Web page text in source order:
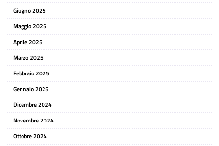
Giugno 2025
Maggio 2025
Aprile 2025
Marzo 2025
Febbraio 2025
Gennaio 2025
Dicembre 2024
Novembre 2024
Ottobre 2024